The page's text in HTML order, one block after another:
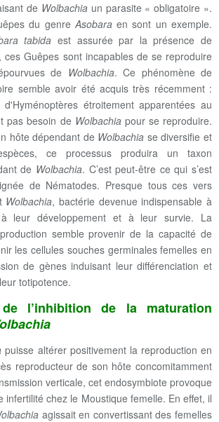
de Wolbachia un parasite « obligatoire ».
du genreAsobaraen sont un exemple.
tabida est assurée par la présence de
ces Guêpes sont incapables de se reproduire
de Wolbachia. Ce phénomène de
semble avoir été acquis très récemment :
étroitement apparentées au
pas besoin de Wolbachiapour se reproduire.
hôte dépendant de Wolbachia se diversifie et
ce processus produira un taxon
de Wolbachia. C’est peut-être ce qui s’est
de Nématodes. Presque tous ces vers
Wolbachia, bactérie devenue indispensable à
à leur développement et à leur survie. La
semble provenir de la capacité de
les cellules souches germinales femelles en
de gènes induisant leur différenciation et
totipotence.
l’inhibition de la maturation
puisse altérer positivement la reproduction en
reproducteur de son hôte concomitamment
verticale, cet endosymbiote provoque
infertilité chez le Moustique femelle. En effet, il
agissait en convertissant des femelles